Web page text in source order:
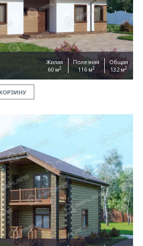
Жилая
60 м2
Полезная
116 м2
Общая
132 м2